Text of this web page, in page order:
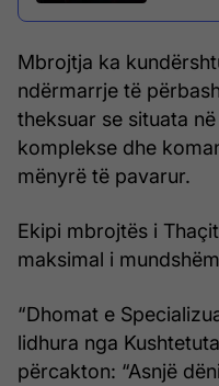
Mbrojtja ka
ndërmarrje të
theksuar se situata
komplekse dhe
mënyrë të pavarur.
Ekipi mbrojtës i
maksimal i
“Dhomat e
lidhura nga
përcakton: “Asnjë